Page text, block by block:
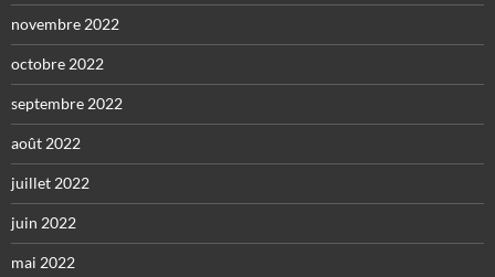
novembre 2022
octobre 2022
septembre 2022
août 2022
juillet 2022
juin 2022
mai 2022